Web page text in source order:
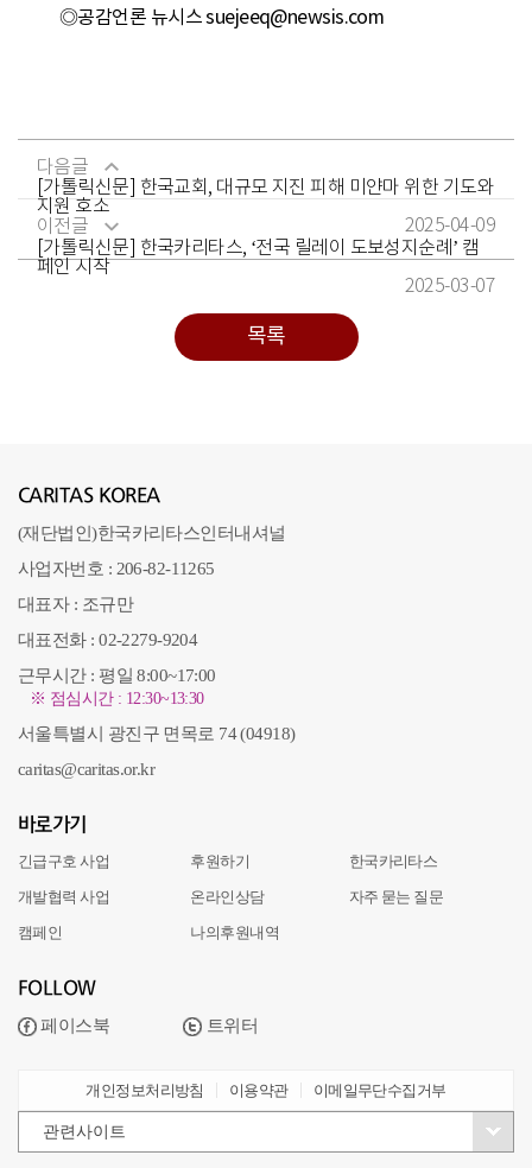
◎공감언론 뉴시스suejeeq@newsis.com
다음글
[가톨릭신문] 한국교회, 대규모 지진 피해 미얀마 위한 기도와
지원 호소
2025-04-09
이전글
[가톨릭신문] 한국카리타스, ‘전국 릴레이 도보성지순례’ 캠
페인 시작
2025-03-07
목록
CARITAS KOREA
(재단법인)한국카리타스인터내셔널
사업자번호 : 206-82-11265
대표자 : 조규만
대표전화 : 02-2279-9204
근무시간 : 평일 8:00~17:00
※ 점심시간 : 12:30~13:30
서울특별시 광진구 면목로 74 (04918)
caritas@caritas.or.kr
바로가기
긴급구호 사업
개발협력 사업
캠페인
후원하기
온라인상담
나의후원내역
한국카리타스
자주 묻는 질문
FOLLOW
페이스북 트위터
개인정보처리방침 이용약관 이메일무단수집거부